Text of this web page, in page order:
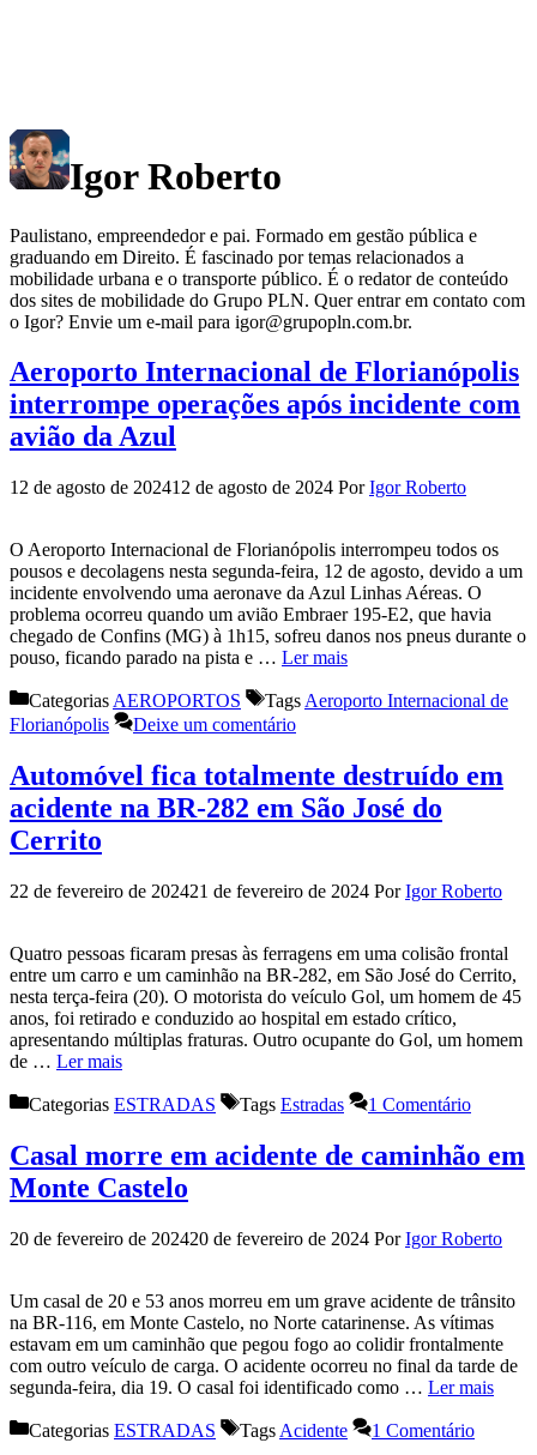
Igor Roberto
Paulistano, empreendedor e pai. Formado em gestão pública e
graduando em Direito. É fascinado por temas relacionados a
mobilidade urbana e o transporte público. É o redator de conteúdo
dos sites de mobilidade do Grupo PLN. Quer entrar em contato com
o Igor? Envie um e-mail para igor@grupopln.com.br.
Aeroporto Internacional de Florianópolis
interrompe operações após incidente com
avião da Azul
12 de agosto de 202412 de agosto de 2024 PorIgor Roberto
O Aeroporto Internacional de Florianópolis interrompeu todos os
pousos e decolagens nesta segunda-feira, 12 de agosto, devido a um
incidente envolvendo uma aeronave da Azul Linhas Aéreas. O
problema ocorreu quando um avião Embraer 195-E2, que havia
chegado de Confins (MG) à 1h15, sofreu danos nos pneus durante o
pouso, ficando parado na pista e … Ler mais
Categorias AEROPORTOS Tags Aeroporto Internacional de
Florianópolis
Deixe um comentário
Automóvel fica totalmente destruído em
acidente na BR-282 em São José do
Cerrito
22 de fevereiro de 202421 de fevereiro de 2024 PorIgor Roberto
Quatro pessoas ficaram presas às ferragens em uma colisão frontal
entre um carro e um caminhão na BR-282, em São José do Cerrito,
nesta terça-feira (20). O motorista do veículo Gol, um homem de 45
anos, foi retirado e conduzido ao hospital em estado crítico,
apresentando múltiplas fraturas. Outro ocupante do Gol, um homem
de … Ler mais
Categorias ESTRADAS Tags Estradas 1 Comentário
Casal morre em acidente de caminhão em
Monte Castelo
20 de fevereiro de 202420 de fevereiro de 2024 PorIgor Roberto
Um casal de 20 e 53 anos morreu em um grave acidente de trânsito
na BR-116, em Monte Castelo, no Norte catarinense. As vítimas
estavam em um caminhão que pegou fogo ao colidir frontalmente
com outro veículo de carga. O acidente ocorreu no final da tarde de
segunda-feira, dia 19. O casal foi identificado como … Ler mais
Categorias ESTRADAS Tags Acidente 1 Comentário